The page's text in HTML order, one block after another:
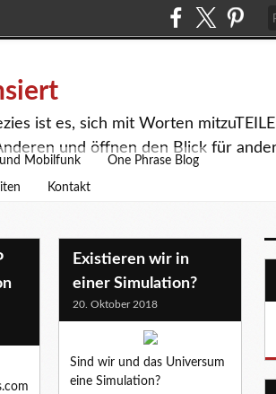
ist es, sich mit Worten
und öffnen den Blick für
Mobilfunk One Phrase Blog
Kontakt
Existieren wir in
einer Simulation?
20. Oktober 2018
Sind wir und das Universum
eine Simulation?